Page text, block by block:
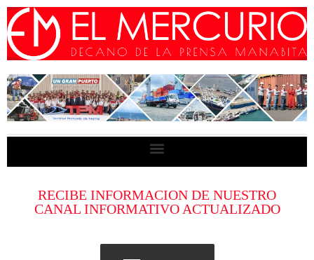
RECIBE INFORMACION DE NUESTRO
CANAL INFORMATIVO ACTUALIZADO